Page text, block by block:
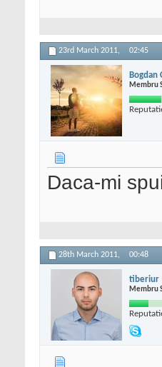
23rd March 2011, 02:45
Bogdan
Membru
Daca-mi
28th March 2011, 00:48
tiberiur
Membru